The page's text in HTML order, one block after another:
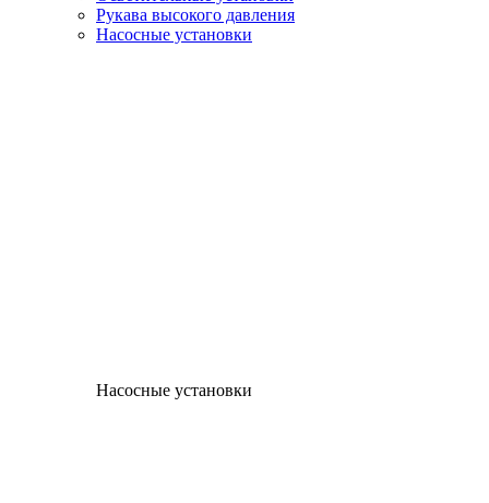
Рукава высокого давления
Насосные установки
Насосные установки